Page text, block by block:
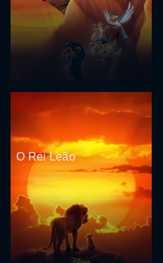
O Rei Leão